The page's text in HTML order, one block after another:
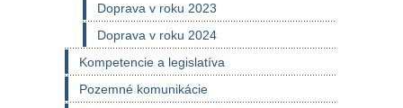
Doprava v roku 2023
Doprava v roku 2024
Kompetencie a legislatíva
Pozemné komunikácie